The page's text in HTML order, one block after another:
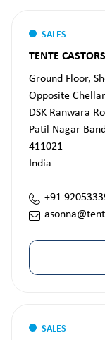
SALES
TENTE
Ground Floor,
Opposite
DSK Ranwara
Patil Nagar
411021
India
+91
SALES